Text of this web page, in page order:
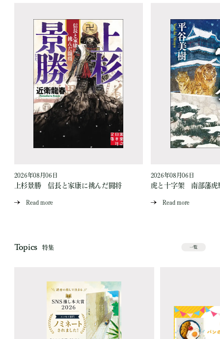
2026年08月06日
上杉景勝 信長と家康に挑んだ闘将
Read more
2026年08月06日
虎と十字架 南部藩虎
Read more
Topics 特集 一覧